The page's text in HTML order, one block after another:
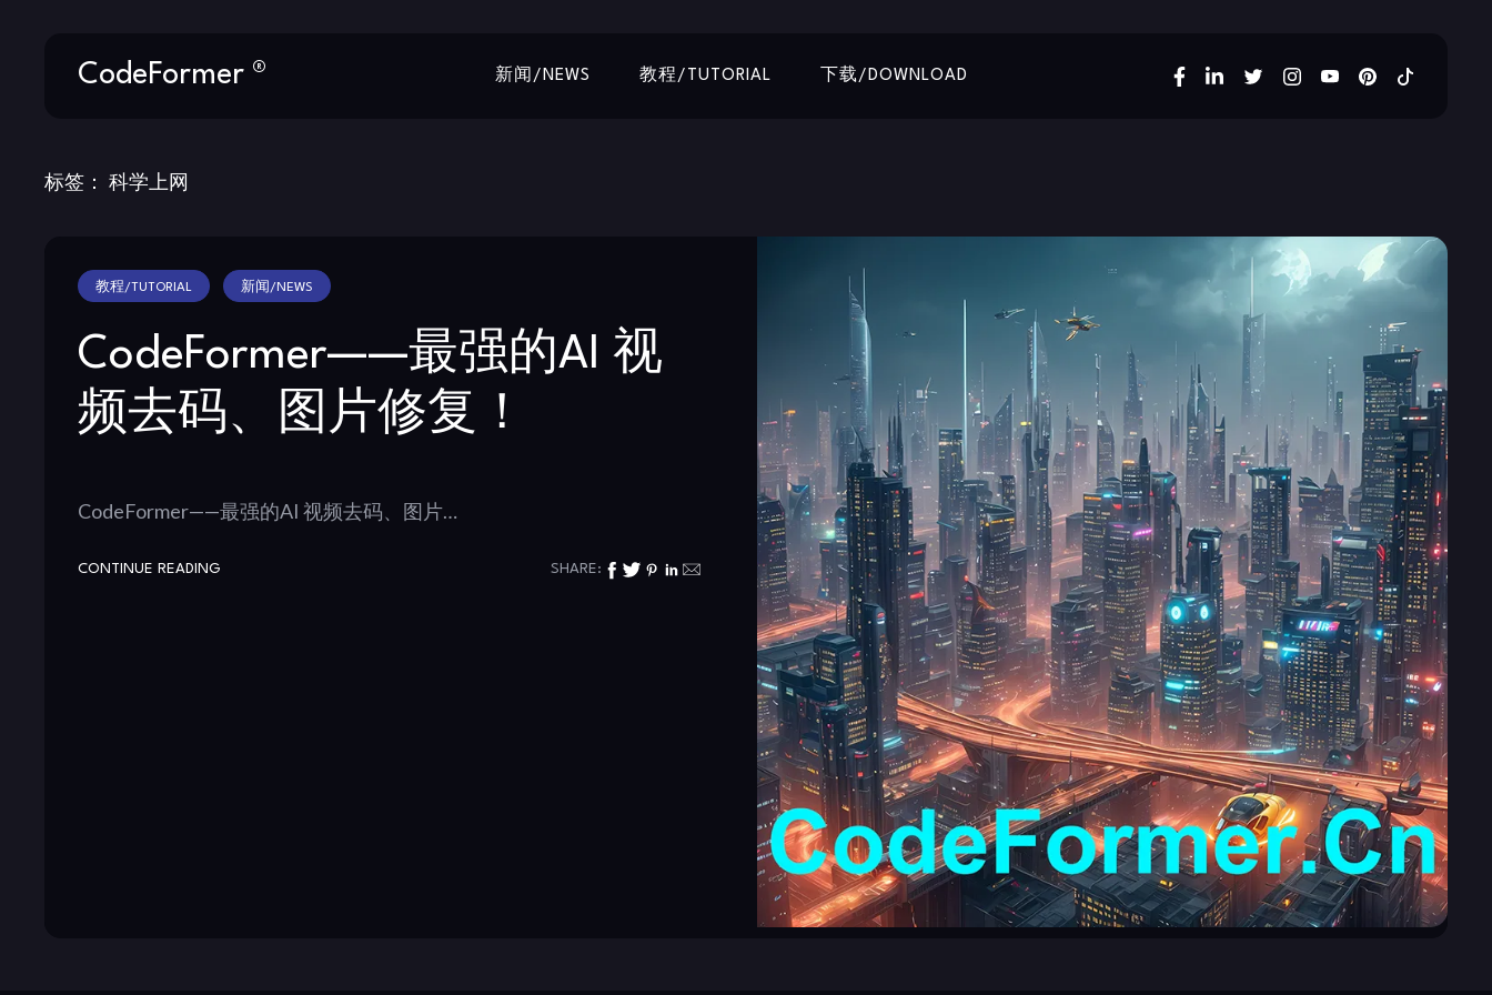
CodeFormer ® 新闻/NEWS 教程/TUTORIAL 下载/DOWNLOAD
标签： 科学上网
教程/TUTORIAL 新闻/NEWS
CodeFormer——最强的AI 视
频去码、图片修复！
CodeFormer——最强的AI 视频去码、图片…
CONTINUE READING SHARE: